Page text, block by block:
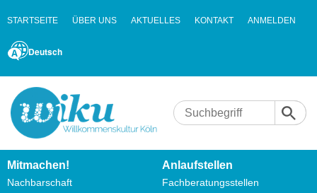
STARTSEITE ÜBER UNS AKTUELLES KONTAKT ANMELDEN
Deutsch
Mitmachen!
Nachbarschaft
Anlaufstellen
Fachberatungsstellen